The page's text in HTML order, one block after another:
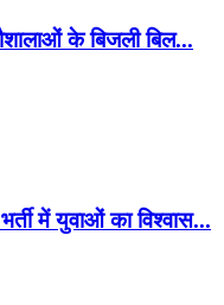
के बिजली बिल...
में युवाओं का विश्वास...